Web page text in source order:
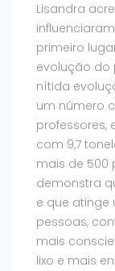
Lisandra
primeiro
evolução do
nítida
um número
professores,
com 9,7
mais de 500
demonstra
e que atinge
pessoas,
mais
lixo e mais